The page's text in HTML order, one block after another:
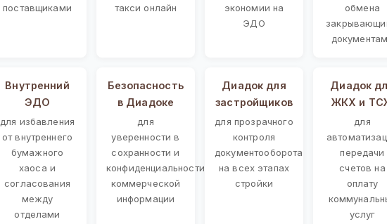
поставщиками
такси онлайн
экономии на
ЭДО
обмена
Внутренний
ЭДО
для избавления
от внутреннего
бумажного
хаоса и
согласования
между
отделами
Безопасность
в Диадоке
для
уверенности в
сохранности и
конфиденциальности
коммерческой
информации
Диадок для
застройщиков
для прозрачного
контроля
документооборота
на всех этапах
стройки
Диадок
ЖКХ и
для
передачи
счетов на
оплату
услуг